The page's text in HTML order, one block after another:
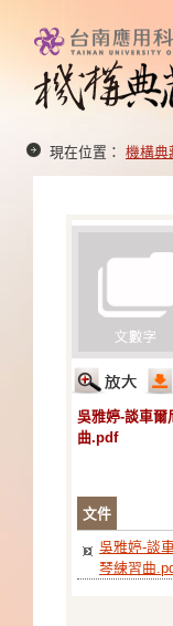
現在位置： 機構典
吳雅婷-談車爾
曲.pdf
文件
吳雅婷-談
琴練習曲